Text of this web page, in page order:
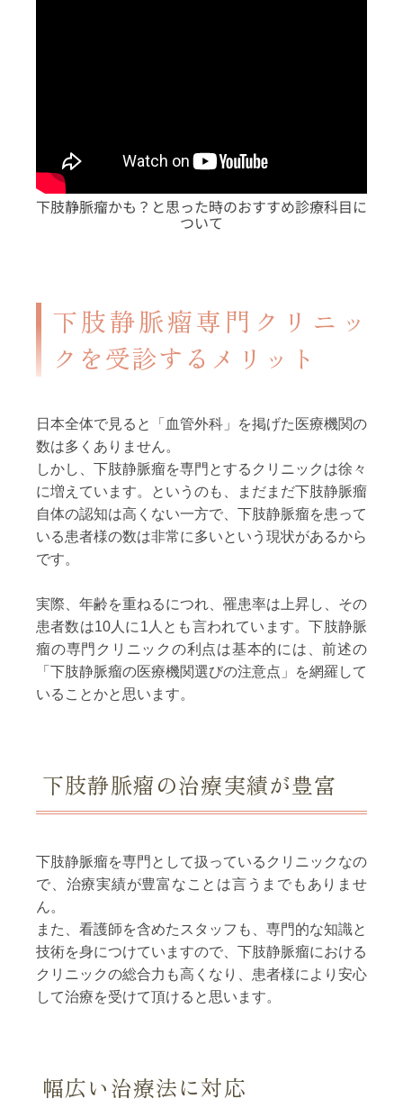
下肢静脈瘤かも？と思った時のおすすめ診療科目に
ついて
下肢静脈瘤専門クリニッ
クを受診するメリット
日本全体で見ると「血管外科」を掲げた医療機関の
数は多くありません。
しかし、下肢静脈瘤を専門とするクリニックは徐々
に増えています。というのも、まだまだ下肢静脈瘤
自体の認知は高くない一方で、下肢静脈瘤を患って
いる患者様の数は非常に多いという現状があるから
です。
実際、年齢を重ねるにつれ、罹患率は上昇し、その
患者数は10人に1人とも言われています。下肢静脈
瘤の専門クリニックの利点は基本的には、前述の
「下肢静脈瘤の医療機関選びの注意点」を網羅して
いることかと思います。
下肢静脈瘤の治療実績が豊富
下肢静脈瘤を専門として扱っているクリニックなの
で、治療実績が豊富なことは言うまでもありませ
ん。
また、看護師を含めたスタッフも、専門的な知識と
技術を身につけていますので、下肢静脈瘤における
クリニックの総合力も高くなり、患者様により安心
して治療を受けて頂けると思います。
幅広い治療法に対応